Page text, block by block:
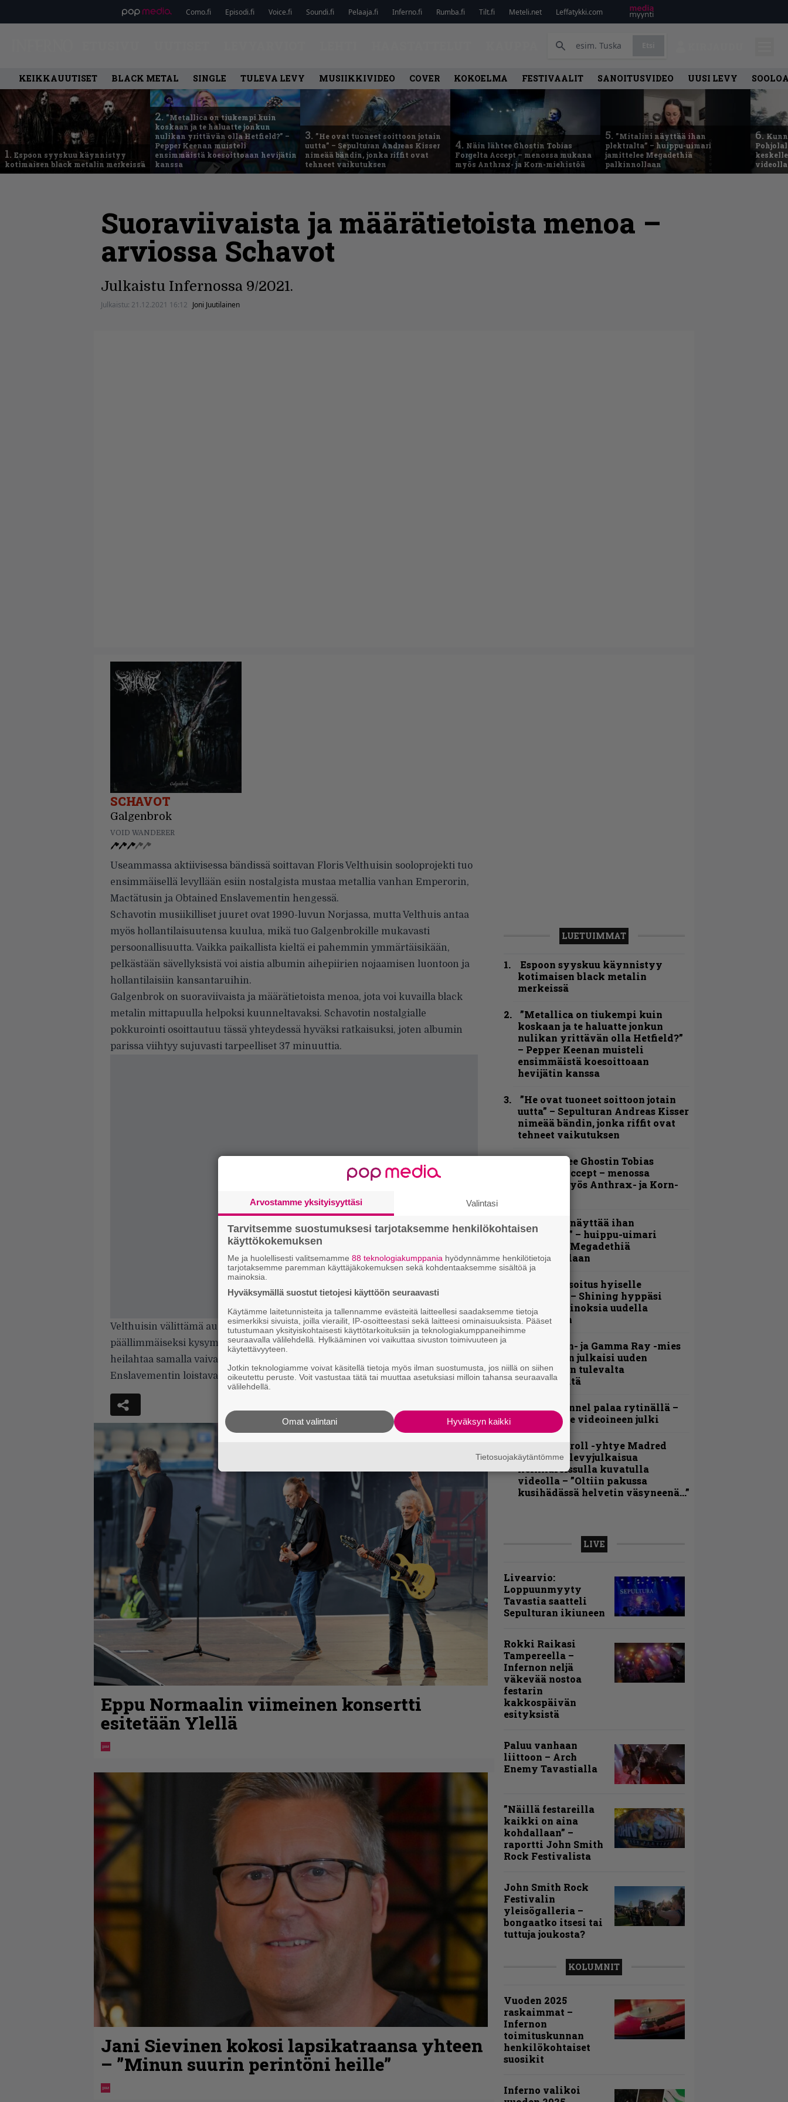
Como.fi Episodi.fi Voice.fi Soundi.fi Pelaaja.fi Inferno.fi Rumba.fi Tilt.fi Meteli.net Leffatykki.com
KEIKKAUUTISET BLACK METAL SINGLE TULEVA LEVY MUSIIKKIVIDEO COVER KOKOELMA FESTIVAALIT SANOITUSVIDEO UUSI LEVY
1. Espoon syyskuu käynnistyy
kotimaisen black metalin merkeissä
2. ”Metallica on tiukempi kuin
koskaan ja te haluatte jonkun
nulikan yrittävän olla Hetfield?” –
Pepper Keenan muisteli
ensimmäistä koesoittoaan hevijätin
kanssa
3. ”He ovat tuoneet soittoon jotain
uutta” – Sepulturan Andreas Kisser
nimeää bändin, jonka riffit ovat
tehneet vaikutuksen
4. Näin lähtee Ghostin Tobias
Forgelta Accept – menossa mukana
myös Anthrax- ja Korn-miehistöä
5. ”Mitalini näyttää ihan
plektralta” – huippu-uimari
jamittelee Megadethiä
palkinnollaan
6.
Suoraviivaista ja määrätietoista menoa –
arviossa Schavot
Julkaistu Infernossa 9/2021.
Julkaistu: 21.12.2021 16:12 Joni Juutilainen
SCHAVOT
Galgenbrok
VOID WANDERER
Useammassa aktiivisessa bändissä soittavan Floris Velthuisin sooloprojekti tuo
ensimmäisellä levyllään esiin nostalgista mustaa metallia vanhan Emperorin,
Mactätusin ja Obtained Enslavementin hengessä.
Schavotin musiikilliset juuret ovat 1990-luvun Norjassa, mutta Velthuis antaa
myös hollantilaisuutensa kuulua, mikä tuo Galgenbrokille mukavasti
persoonallisuutta. Vaikka paikallista kieltä ei pahemmin ymmärtäisikään,
pelkästään sävellyksistä voi aistia albumin aihepiirien nojaamisen luontoon ja
hollantilaisiin kansantaruihin.
Galgenbrok on suoraviivaista ja määrätietoista menoa, jota voi kuvailla black
metalin mittapuulla helpoksi kuunneltavaksi. Schavotin nostalgialle
pokkurointi osoittautuu tässä yhteydessä hyväksi ratkaisuksi, joten albumin
parissa viihtyy sujuvasti tarpeelliset 37 minuuttia.
Velthuisin välittämä audiovisuaalinen maailma on miellyttävä. Silti
päällimmäiseksi kysymykseksi nousee, mitä tällä levyllä tekee, jos soittimeen
heilahtaa samalla vaivalla vaikkapa aiemmin mainitun Obtained
Enslavementin loistava Witchcraft (1997).
Eppu Normaalin viimeinen konsertti
esitetään Ylellä
Jani Sievinen kokosi lapsikatraansa yhteen
– ”Minun suurin perintöni heille”
LUETUIMMAT
Espoon syyskuu käynnistyy
kotimaisen black metalin
merkeissä
”Metallica on tiukempi kuin
koskaan ja te haluatte jonkun
nulikan yrittävän olla Hetfield?”
– Pepper Keenan muisteli
ensimmäistä koesoittoaan
hevijätin kanssa
”He ovat tuoneet soittoon jotain
uutta” – Sepulturan Andreas Kisser
nimeää bändin, jonka riffit ovat
tehneet vaikutuksen
Näin lähtee Ghostin Tobias
Forgelta Accept – menossa
mukana myös Anthrax- ja Korn-
”Mitalini näyttää ihan
plektralta” – huippu-uimari
jamittelee Megadethiä
palkinnollaan
Kunnianosoitus hyiselle
Pohjolalle – Shining hyppäsi
keskelle kinoksia uudella
videollaan
Helloween- ja Gamma Ray -mies
Kai Hansen julkaisi uuden
maistiaisen tulevalta
soololevyltä
Blind Channel palaa rytinällä –
tuplasingle videoineen julki
Thrash ’n’ roll -yhtye Madred
ryydittää levyjulkaisua
keikkareissulla kuvatulla
videolla – ”Oltiin pakussa
kusihädässä helvetin väsyneenä…”
LIVE
Livearvio:
Loppuunmyyty
Tavastia saatteli
Sepulturan ikiuneen
Rokki Raikasi
Tampereella –
Infernon neljä
väkevää nostoa
festarin
kakkospäivän
esityksistä
Paluu vanhaan
liittoon – Arch
Enemy Tavastialla
”Näillä festareilla
kaikki on aina
kohdallaan” –
raportti John Smith
Rock Festivalista
John Smith Rock
Festivalin
yleisögalleria –
bongaatko itsesi tai
tuttuja joukosta?
KOLUMNIT
Vuoden 2025
raskaimmat –
Infernon
toimituskunnan
henkilökohtaiset
suosikit
Inferno valikoi
Arvostamme yksityisyyttäsi Valintasi
Tarvitsemme suostumuksesi tarjotaksemme henkilökohtaisen
käyttökokemuksen
Me ja huolellisesti valitsemamme 88 teknologiakumppania hyödynnämme henkilötietoja
tarjotaksemme paremman käyttäjäkokemuksen sekä kohdentaaksemme sisältöä ja
mainoksia.
Hyväksymällä suostut tietojesi käyttöön seuraavasti
Käytämme laitetunnisteita ja tallennamme evästeitä laitteellesi saadaksemme tietoja
esimerkiksi sivuista, joilla vierailit, IP-osoitteestasi sekä laitteesi ominaisuuksista. Pääset
tutustumaan yksityiskohtaisesti käyttötarkoituksiin ja teknologiakumppaneihimme
seuraavalla välilehdellä. Hylkääminen voi vaikuttaa sivuston toimivuuteen ja
käytettävyyteen.
Jotkin teknologiamme voivat käsitellä tietoja myös ilman suostumusta, jos niillä on siihen
oikeutettu peruste. Voit vastustaa tätä tai muuttaa asetuksiasi milloin tahansa seuraavalla
välilehdellä.
Hyväksyn kaikki
Omat valintani
Tietosuojakäytäntömme